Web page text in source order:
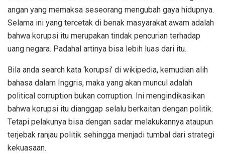
angan yang memaksa seseorang mengubah gaya hidupnya.
Selama ini yang tercetak di benak masyarakat awam adalah
bahwa korupsi itu merupakan tindak pencurian terhadap
uang negara. Padahal artinya bisa lebih luas dari itu.
Bila anda search kata ‘korupsi’ di wikipedia, kemudian alih
bahasa dalam Inggris, maka yang akan muncul adalah
political corruption bukan corruption. Ini mengindikasikan
bahwa korupsi itu dianggap selalu berkaitan dengan politik.
Tetapi pelakunya bisa dengan sadar melakukannya ataupun
terjebak ranjau politik sehingga menjadi tumbal dari strategi
kekuasaan.